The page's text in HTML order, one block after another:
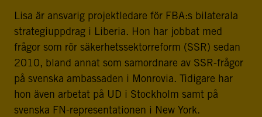
Lisa är ansvarig projektledare för FBA:s bilaterala
strategiuppdrag i Liberia. Hon har jobbat med
frågor som rör säkerhetssektorreform (SSR) sedan
2010, bland annat som samordnare av SSR-frågor
på svenska ambassaden i Monrovia. Tidigare har
hon även arbetat på UD i Stockholm samt på
svenska FN-representationen i New York.